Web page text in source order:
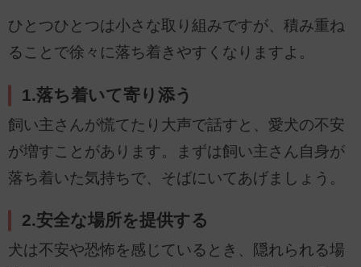
ひとつひとつは小さな取り組みですが、積み重ね
ることで徐々に落ち着きやすくなりますよ。
1.落ち着いて寄り添う
飼い主さんが慌てたり大声で話すと、愛犬の不安
が増すことがあります。まずは飼い主さん自身が
落ち着いた気持ちで、そばにいてあげましょう。
2.安全な場所を提供する
犬は不安や恐怖を感じているとき、隠れられる場